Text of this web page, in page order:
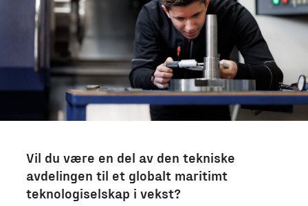
Vil du være en del av den tekniske
avdelingen til et globalt maritimt
teknologiselskap i vekst?